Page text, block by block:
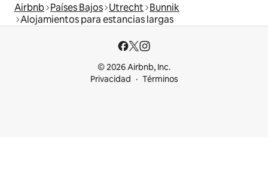
Airbnb Países Bajos Utrecht Bunnik
Alojamientos para estancias largas
© 2026 Airbnb, Inc.
Privacidad
Términos